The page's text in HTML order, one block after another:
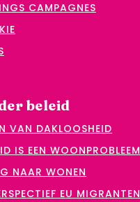
CAMPAGNES
beleid
VAN DAKLOOSHEID
IS EEN WOONPROBLEEM
NAAR WONEN
EU MIGRANTEN